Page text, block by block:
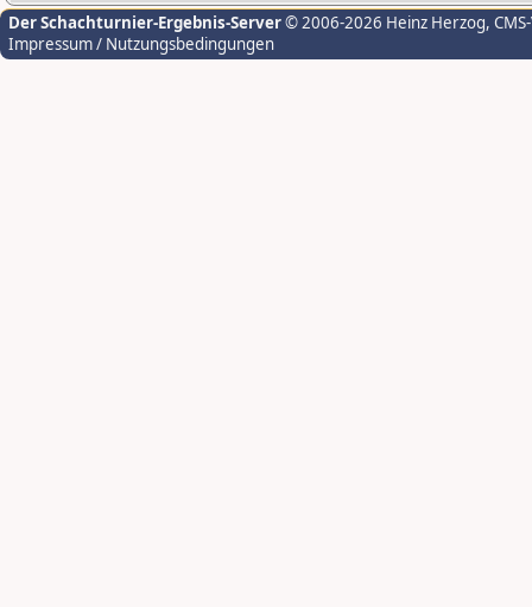
Der Schachturnier-Ergebnis-Server© 2006-2026 Heinz Herzog,
Impressum / Nutzungsbedingungen